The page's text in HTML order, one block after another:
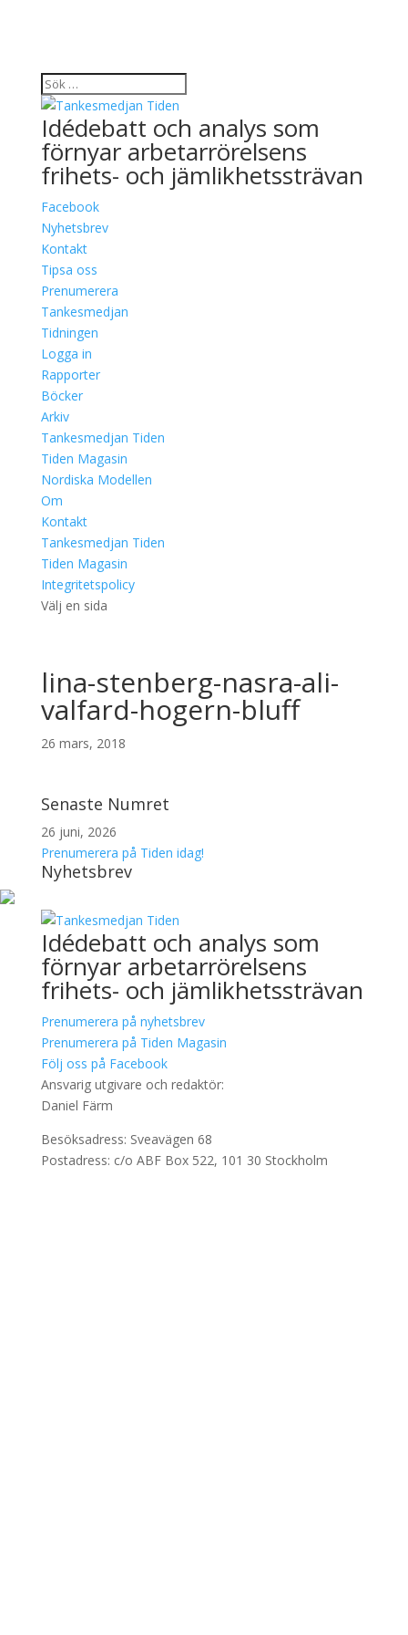
Idédebatt och analys som
förnyar arbetarrörelsens
frihets- och jämlikhetssträvan
Facebook
Nyhetsbrev
Kontakt
Tipsa oss
Prenumerera
Tankesmedjan
Tidningen
Logga in
Rapporter
Böcker
Arkiv
Tankesmedjan Tiden
Tiden Magasin
Nordiska Modellen
Om
Kontakt
Tankesmedjan Tiden
Tiden Magasin
Integritetspolicy
Välj en sida
lina-stenberg-nasra-ali-
valfard-hogern-bluff
26 mars, 2018
Senaste Numret
26 juni, 2026
Prenumerera på Tiden idag!
Nyhetsbrev
Idédebatt och analys som
förnyar arbetarrörelsens
frihets- och jämlikhetssträvan
Prenumerera på nyhetsbrev
Prenumerera på Tiden Magasin
Följ oss på Facebook
Ansvarig utgivare och redaktör:
Daniel Färm
Besöksadress: Sveavägen 68
Postadress: c/o ABF Box 522, 101 30 Stockholm